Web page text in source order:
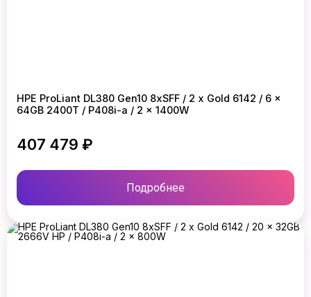
HPE ProLiant DL380 Gen10 8xSFF / 2 x Gold 6142 / 6 x
64GB 2400T / P408i-a / 2 x 1400W
407 479 ₽
Подробнее